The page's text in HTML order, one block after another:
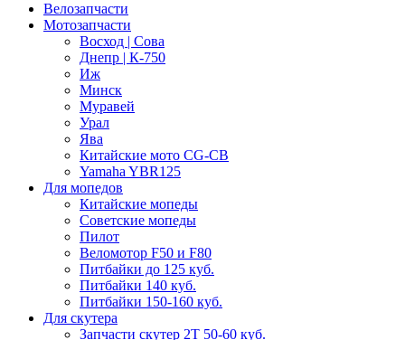
Велозапчасти
Мотозапчасти
Восход | Сова
Днепр | К-750
Иж
Минск
Муравей
Урал
Ява
Китайские мото CG-CB
Yamaha YBR125
Для мопедов
Китайские мопеды
Советские мопеды
Пилот
Веломотор F50 и F80
Питбайки до 125 куб.
Питбайки 140 куб.
Питбайки 150-160 куб.
Для скутера
Запчасти скутер 2Т 50-60 куб.